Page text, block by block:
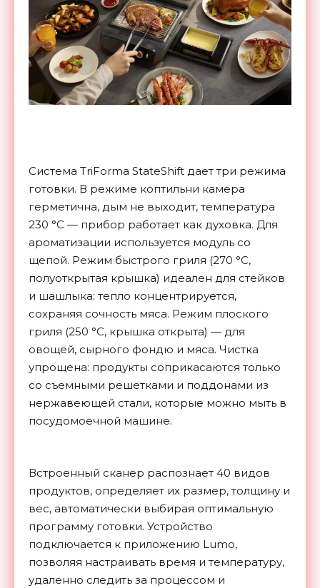
Система TriForma StateShift дает три режима
готовки. В режиме коптильни камера
герметична, дым не выходит, температура
230 °C — прибор работает как духовка. Для
ароматизации используется модуль со
щепой. Режим быстрого гриля (270 °C,
полуоткрытая крышка) идеален для стейков
и шашлыка: тепло концентрируется,
сохраняя сочность мяса. Режим плоского
гриля (250 °C, крышка открыта) — для
овощей, сырного фондю и мяса. Чистка
упрощена: продукты соприкасаются только
со съемными решетками и поддонами из
нержавеющей стали, которые можно мыть в
посудомоечной машине.
Встроенный сканер распознает 40 видов
продуктов, определяет их размер, толщину и
вес, автоматически выбирая оптимальную
программу готовки. Устройство
подключается к приложению Lumo,
позволяя настраивать время и температуру,
удаленно следить за процессом и